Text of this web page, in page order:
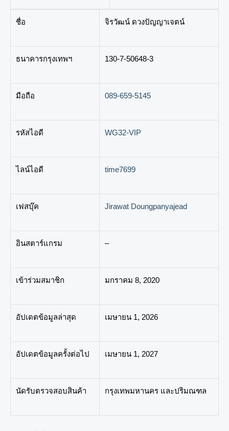
ชื่อ จิรวัฒน์ ดวงปัญญาเจตน์
ธนาคารกรุงเทพฯ 130-7-50648-3
มือถือ 089-659-5145
รหัสไอดี WG32-VIP
ไลน์ไอดี time7699
เฟสบุ๊ค Jirawat Doungpanyajead
อินสตาร์แกรม –
เข้าร่วมสมาชิก มกราคม 8, 2020
อัปเดตข้อมูลล่าสุด เมษายน 1, 2026
อัปเดตข้อมูลครั้งต่อไป เมษายน 1, 2027
นัดรับตรวจสอบสินค้า กรุงเทพมหานคร และปริมณฑล